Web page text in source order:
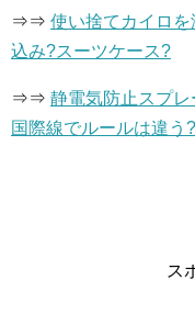
⇒⇒ 使い捨てカイロ
込み?スーツケース?
⇒⇒ 静電気防止スプ
国際線でルールは違う?
ス